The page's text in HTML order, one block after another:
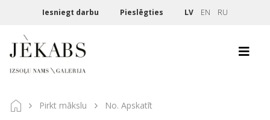
Iesniegt darbu Pieslēgties LV EN RU
Pirkt mākslu No. Apskatīt